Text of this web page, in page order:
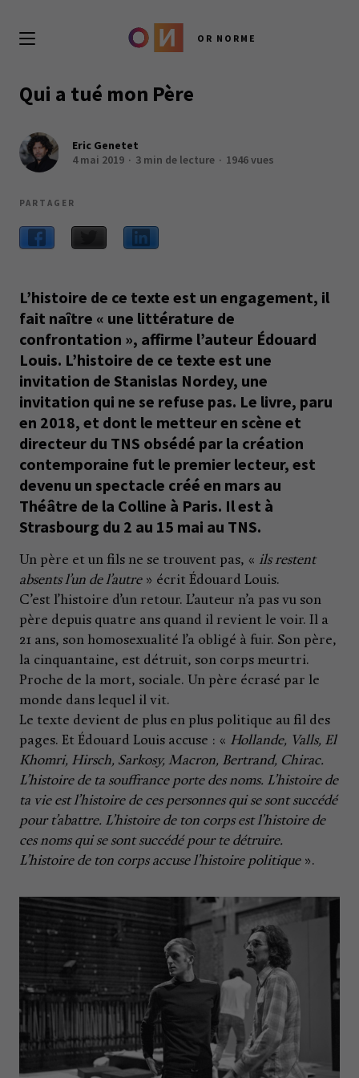
OR NORME
Qui a tué mon Père
Eric Genetet
4 mai 2019
3 min de lecture 1946 vues
PARTAGER
L’histoire de ce texte est un engagement, il
fait naître « une littérature de
confrontation », affirme l’auteur Édouard
Louis. L’histoire de ce texte est une
invitation de Stanislas Nordey, une
invitation qui ne se refuse pas. Le livre, paru
en 2018, et dont le metteur en scène et
directeur du TNS obsédé par la création
contemporaine fut le premier lecteur, est
devenu un spectacle créé en mars au
Théâtre de la Colline à Paris. Il est à
Strasbourg du 2 au 15 mai au TNS.
Un père et un fils ne se trouvent pas, « ils restent
absents l’un de l’autre» écrit Édouard Louis.
C’est l’histoire d’un retour. L’auteur n’a pas vu son
père depuis quatre ans quand il revient le voir. Il a
21 ans, son homosexualité l’a obligé à fuir. Son père,
la cinquantaine, est détruit, son corps meurtri.
Proche de la mort, sociale. Un père écrasé par le
monde dans lequel il vit.
Le texte devient de plus en plus politique au fil des
pages. Et Édouard Louis accuse : « Hollande, Valls, El
Khomri, Hirsch, Sarkosy, Macron, Bertrand, Chirac.
L’histoire de ta souffrance porte des noms. L’histoire de
ta vie est l’histoire de ces personnes qui se sont succédé
pour t’abattre. L’histoire de ton corps est l’histoire de
ces noms qui se sont succédé pour te détruire.
L’histoire de ton corps accuse l’histoire politique».